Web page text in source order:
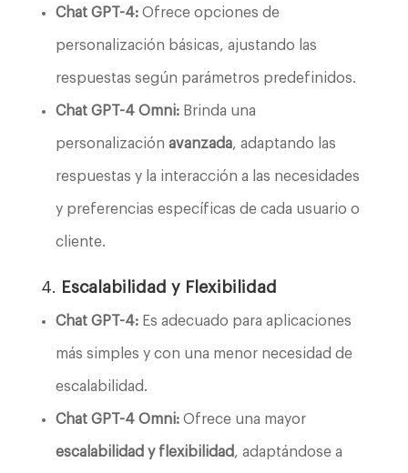
Chat GPT-4:Ofrece opciones de
personalización básicas, ajustando las
respuestas según parámetros predefinidos.
Chat GPT-4 Omni:Brinda una
personalización avanzada, adaptando las
respuestas y la interacción a las necesidades
y preferencias específicas de cada usuario o
cliente.
4. Escalabilidad y Flexibilidad
Chat GPT-4:Es adecuado para aplicaciones
más simples y con una menor necesidad de
escalabilidad.
Chat GPT-4 Omni:Ofrece una mayor
escalabilidad y flexibilidad , adaptándose a